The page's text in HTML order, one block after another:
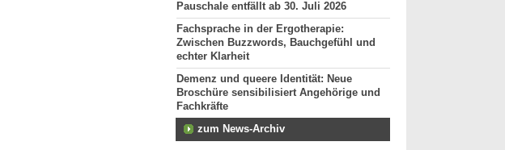
Pauschale entfällt ab 30. Juli 2026
Fachsprache in der Ergotherapie:
Zwischen Buzzwords, Bauchgefühl und
echter Klarheit
Demenz und queere Identität: Neue
Broschüre sensibilisiert Angehörige und
Fachkräfte
zum News-Archiv